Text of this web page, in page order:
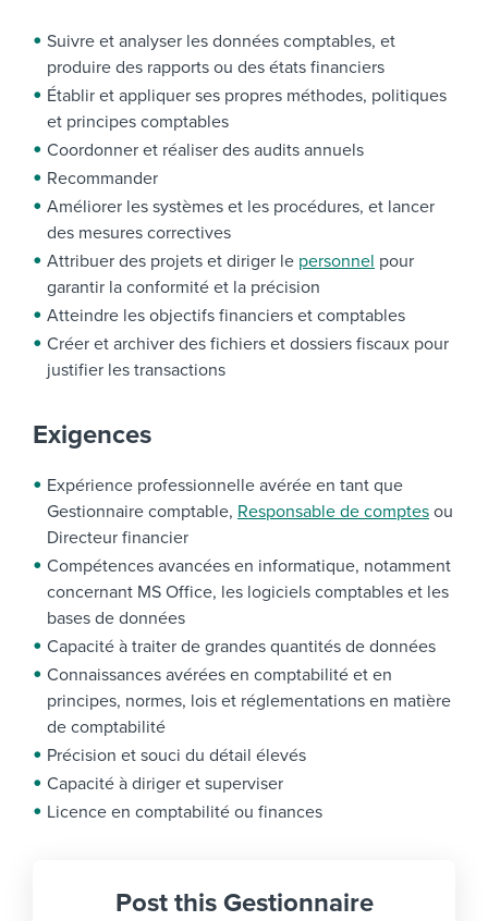
Suivre et analyser les données comptables, et
produire des rapports ou des états financiers
Établir et appliquer ses propres méthodes, politiques
et principes comptables
Coordonner et réaliser des audits annuels
Recommander
Améliorer les systèmes et les procédures, et lancer
des mesures correctives
Attribuer des projets et diriger le personnel pour
garantir la conformité et la précision
Atteindre les objectifs financiers et comptables
Créer et archiver des fichiers et dossiers fiscaux pour
justifier les transactions
Exigences
Expérience professionnelle avérée en tant que
Gestionnaire comptable, Responsable de comptes ou
Directeur financier
Compétences avancées en informatique, notamment
concernant MS Office, les logiciels comptables et les
bases de données
Capacité à traiter de grandes quantités de données
Connaissances avérées en comptabilité et en
principes, normes, lois et réglementations en matière
de comptabilité
Précision et souci du détail élevés
Capacité à diriger et superviser
Licence en comptabilité ou finances
Post this Gestionnaire